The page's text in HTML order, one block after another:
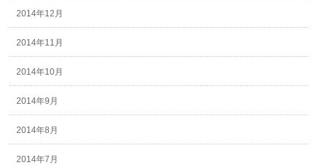
2014年12月
2014年11月
2014年10月
2014年9月
2014年8月
2014年7月